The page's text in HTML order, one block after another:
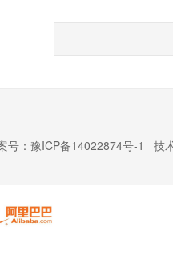
： 豫ICP备14022874号-1 技